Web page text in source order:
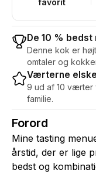
favorit
De 10 %
Denne kok er
omtaler og
Værterne
9 ud af 10 værter
familie.
Forord
Mine tasting
årstid, der er lige
bedst og